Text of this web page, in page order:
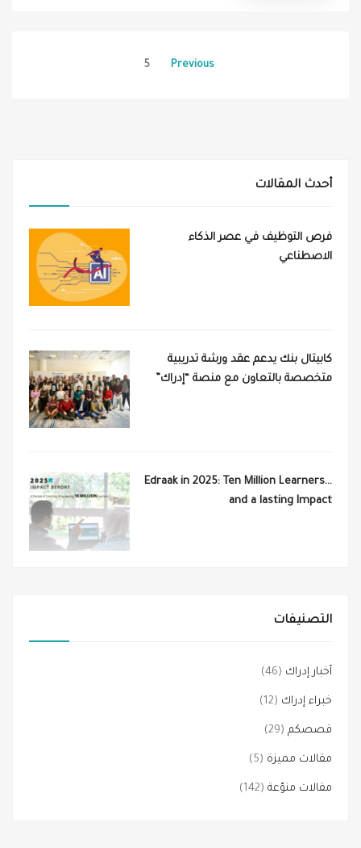
Previous
5
أحدث المقالات
فرص التوظيف في عصر الذكاء
الاصطناعي
كابيتال بنك يدعم عقد ورشة تدريبية
متخصصة بالتعاون مع منصة “إدراك”
Edraak in 2025: Ten Million Learners…
and a lasting Impact
التصنيفات
أخبار إدراك (46)
خبراء إدراك (12)
قصصكم (29)
مقالات مميزة (5)
مقالات منوّعة (142)